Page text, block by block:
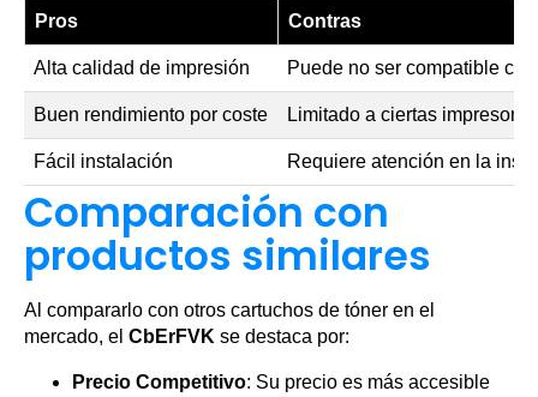
Pros Contras
Alta calidad de impresión Puede no ser compatible
Buen rendimiento por coste Limitado a ciertas impresoras
Fácil instalación Requiere atención en la
Comparación con
productos similares
Al compararlo con otros cartuchos de tóner en el
mercado, el CbErFVK se destaca por:
Precio Competitivo: Su precio es más accesible